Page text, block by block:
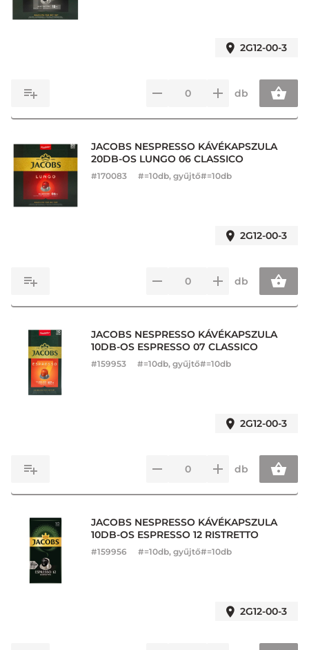
2G12-00-3
db
JACOBS NESPRESSO KÁVÉKAPSZULA
20DB-OS LUNGO 06 CLASSICO
#170083 #=10db, gyűjtő#=10db
2G12-00-3
db
JACOBS NESPRESSO KÁVÉKAPSZULA
10DB-OS ESPRESSO 07 CLASSICO
#159953 #=10db, gyűjtő#=10db
2G12-00-3
db
JACOBS NESPRESSO KÁVÉKAPSZULA
10DB-OS ESPRESSO 12 RISTRETTO
#159956 #=10db, gyűjtő#=10db
2G12-00-3